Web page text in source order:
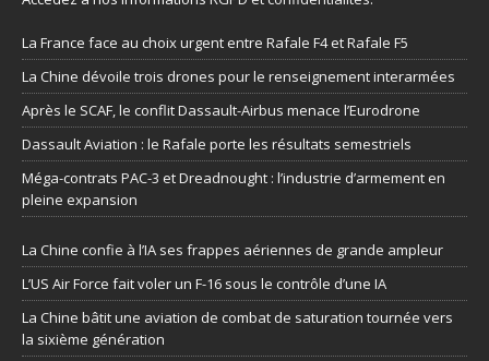
La France face au choix urgent entre Rafale F4 et Rafale F5
La Chine dévoile trois drones pour le renseignement interarmées
Après le SCAF, le conflit Dassault-Airbus menace l’Eurodrone
Dassault Aviation : le Rafale porte les résultats semestriels
Méga-contrats PAC-3 et Dreadnought : l’industrie d’armement en
pleine expansion
La Chine confie à l’IA ses frappes aériennes de grande ampleur
L’US Air Force fait voler un F-16 sous le contrôle d’une IA
La Chine bâtit une aviation de combat de saturation tournée vers
la sixième génération